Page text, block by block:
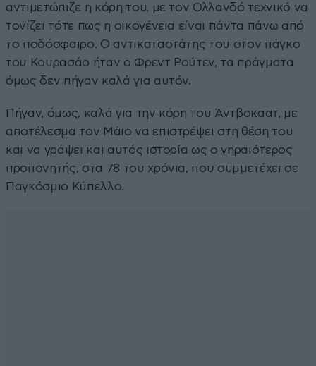
αντιμετώπιζε η κόρη του, με τον Ολλανδό τεχνικό να
τονίζει τότε πως η οικογένεια είναι πάντα πάνω από
το ποδόσφαιρο. Ο αντικαταστάτης του στον πάγκο
του Κουρασάο ήταν ο Φρεντ Ρούτεν, τα πράγματα
όμως δεν πήγαν καλά για αυτόν.
Πήγαν, όμως, καλά για την κόρη του Άντβοκαατ, με
αποτέλεσμα τον Μάιο να επιστρέψει στη θέση του
και να γράψει και αυτός ιστορία ως ο γηραιότερος
προπονητής, στα 78 του χρόνια, που συμμετέχει σε
Παγκόσμιο Κύπελλο.